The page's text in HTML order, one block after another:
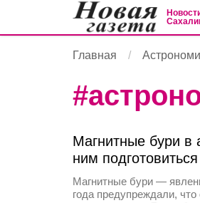
Главная
#
Магнитные бури в
ним подготовиться
Магнитные бури —
года предупреждали, что